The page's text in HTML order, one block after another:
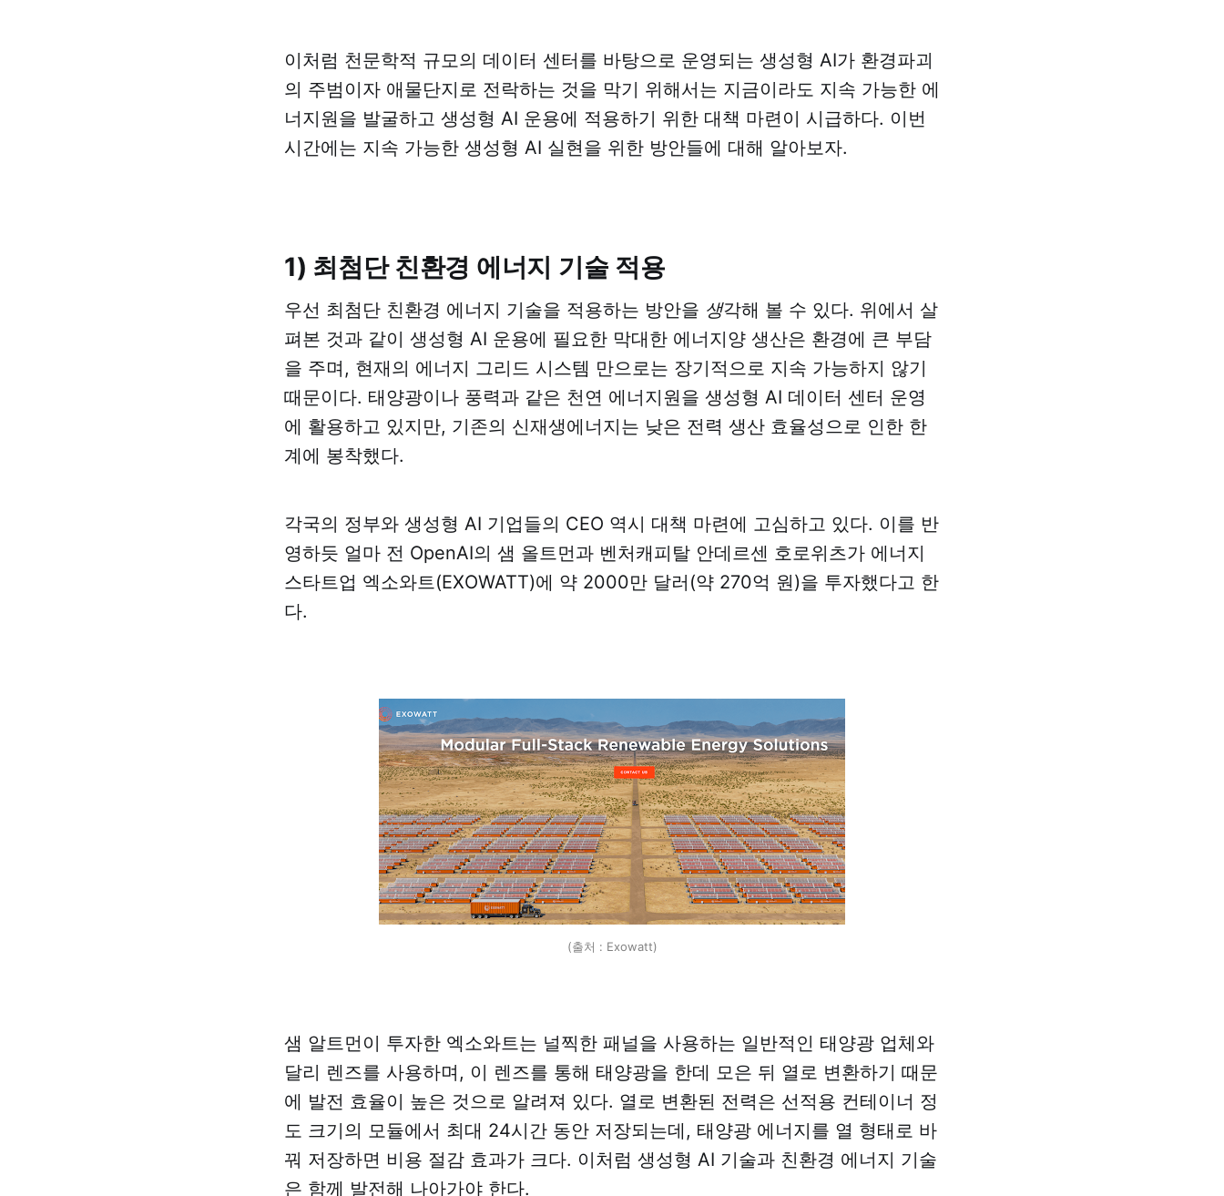
이처럼 천문학적 규모의 데이터 센터를 바탕으로 운영되는 생성형 AI가 환경파괴
의 주범이자 애물단지로 전락하는 것을 막기 위해서는 지금이라도 지속 가능한 에
너지원을 발굴하고 생성형 AI 운용에 적용하기 위한 대책 마련이 시급하다. 이번
시간에는 지속 가능한 생성형 AI 실현을 위한 방안들에 대해 알아보자.
1) 최첨단 친환경 에너지 기술 적용
우선 최첨단 친환경 에너지 기술을 적용하는 방안을 생각해 볼 수 있다. 위에서 살
펴본 것과 같이 생성형 AI 운용에 필요한 막대한 에너지양 생산은 환경에 큰 부담
을 주며, 현재의 에너지 그리드 시스템 만으로는 장기적으로 지속 가능하지 않기
때문이다. 태양광이나 풍력과 같은 천연 에너지원을 생성형 AI 데이터 센터 운영
에 활용하고 있지만, 기존의 신재생에너지는 낮은 전력 생산 효율성으로 인한 한
계에 봉착했다.
각국의 정부와 생성형 AI 기업들의 CEO 역시 대책 마련에 고심하고 있다. 이를 반
영하듯 얼마 전 OpenAI의 샘 올트먼과 벤처캐피탈 안데르센 호로위츠가 에너지
스타트업 엑소와트(EXOWATT)에 약 2000만 달러(약 270억 원)을 투자했다고 한
다.
(출처 : Exowatt)
샘 알트먼이 투자한 엑소와트는 널찍한 패널을 사용하는 일반적인 태양광 업체와
달리 렌즈를 사용하며, 이 렌즈를 통해 태양광을 한데 모은 뒤 열로 변환하기 때문
에 발전 효율이 높은 것으로 알려져 있다. 열로 변환된 전력은 선적용 컨테이너 정
도 크기의 모듈에서 최대 24시간 동안 저장되는데, 태양광 에너지를 열 형태로 바
꿔 저장하면 비용 절감 효과가 크다. 이처럼 생성형 AI 기술과 친환경 에너지 기술
은 함께 발전해 나아가야 한다.